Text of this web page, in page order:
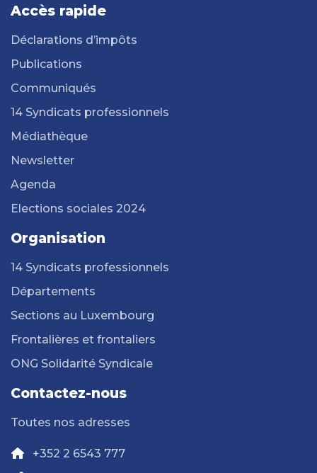
Accès rapide
Déclarations d’impôts
Publications
Communiqués
14 Syndicats professionnels
Médiathèque
Newsletter
Agenda
Elections sociales 2024
Organisation
14 Syndicats professionnels
Départements
Sections au Luxembourg
Frontalières et frontaliers
ONG Solidarité Syndicale
Contactez-nous
Toutes nos adresses
+352 2 6543 777